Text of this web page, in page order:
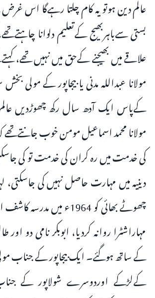
عالم دین ہوتو یہ کام چلتا رہےگا اس
بستی سےباہربھیج کےتعلیم دلوانا
علاقے میں بھیجنے کےحق میں نہیں تھے،
مولانا عبداللہ مدنی یا بیجاپور کے مولی
کےپاس ایک آدھ سال رکھ چھوڑدیں
مولانا محمد اسماعیل مومن خوب
کی خدمت میں رہ کران کی خدمت تو کی
دینیہ میں مہارت حاصل نہیں کی
چھوٹے بھائی کو 1964ء میں
مہاراشٹرا روانہ کردیا، ابوبکر نامی دو
کے ساتھ ہوگئے۔ ایک بیجاپور کے جناب
کےلڑکے اوردوسرے شولاپور کے